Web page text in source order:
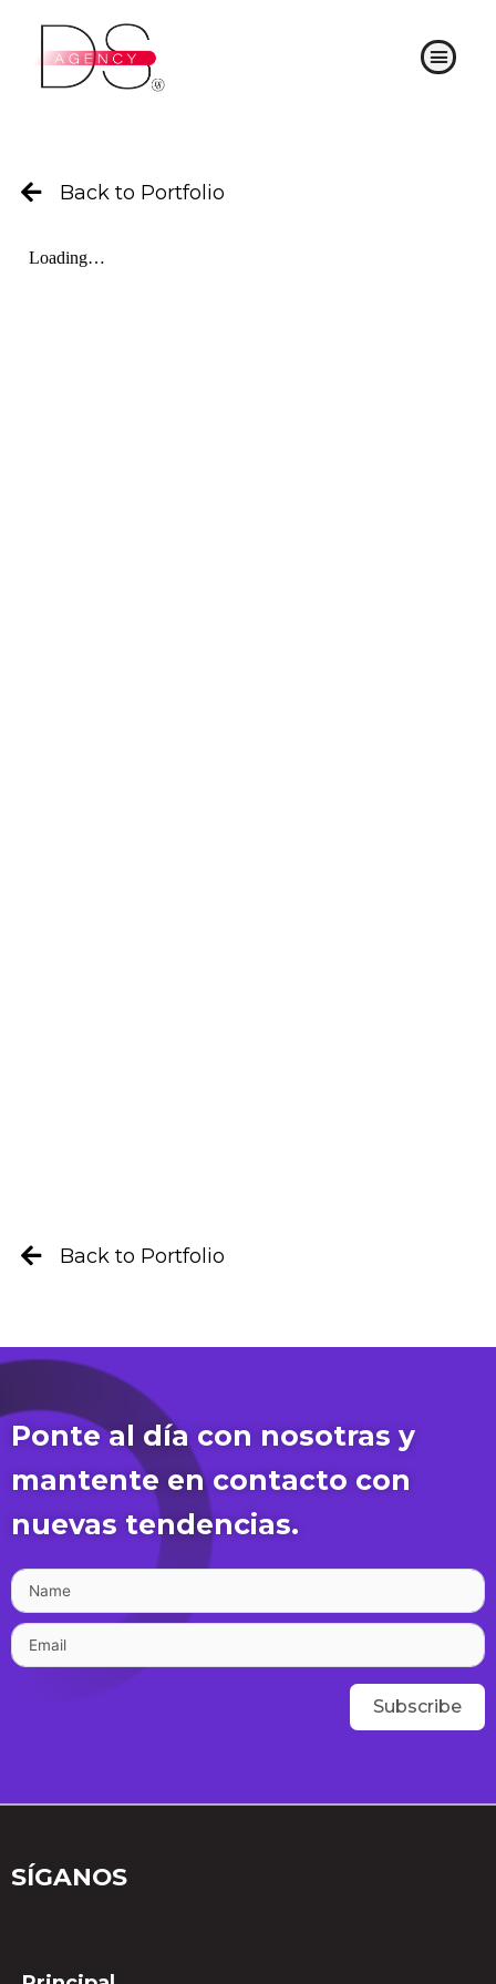
contenido
Menú
Back to Portfolio
Back to Portfolio
Ponte al día con nosotras y
mantente en contacto con
nuevas tendencias.
Subscribe
SÍGANOS